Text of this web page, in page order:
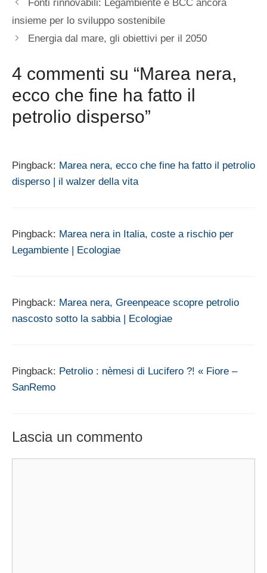
Fonti rinnovabili: Legambiente e BCC ancora
insieme per lo sviluppo sostenibile
Energia dal mare, gli obiettivi per il 2050
4 commenti su “Marea nera,
ecco che fine ha fatto il
petrolio disperso”
Pingback: Marea nera, ecco che fine ha fatto il petrolio
disperso | il walzer della vita
Pingback: Marea nera in Italia, coste a rischio per
Legambiente | Ecologiae
Pingback: Marea nera, Greenpeace scopre petrolio
nascosto sotto la sabbia | Ecologiae
Pingback: Petrolio : nèmesi di Lucifero ?! « Fiore –
SanRemo
Lascia un commento